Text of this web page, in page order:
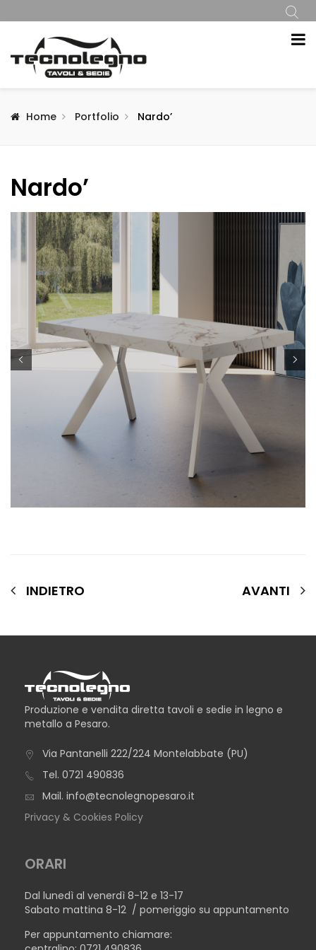
Home Portfolio Nardo’
Nardo’
INDIETRO AVANTI
Produzione e vendita diretta tavoli e sedie in legno e
metallo a Pesaro.
Via Pantanelli 222/224 Montelabbate (PU)
Tel. 0721 490836
Mail. info@tecnolegnopesaro.it
Privacy & Cookies Policy
ORARI
Dal lunedì al venerdì 8-12 e 13-17
Sabato mattina 8-12 / pomeriggio su appuntamento
Per appuntamento chiamare: